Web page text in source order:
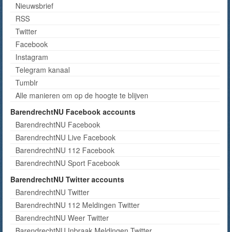
Nieuwsbrief
RSS
Twitter
Facebook
Instagram
Telegram kanaal
Tumblr
Alle manieren om op de hoogte te blijven
BarendrechtNU Facebook accounts
BarendrechtNU Facebook
BarendrechtNU Live Facebook
BarendrechtNU 112 Facebook
BarendrechtNU Sport Facebook
BarendrechtNU Twitter accounts
BarendrechtNU Twitter
BarendrechtNU 112 Meldingen Twitter
BarendrechtNU Weer Twitter